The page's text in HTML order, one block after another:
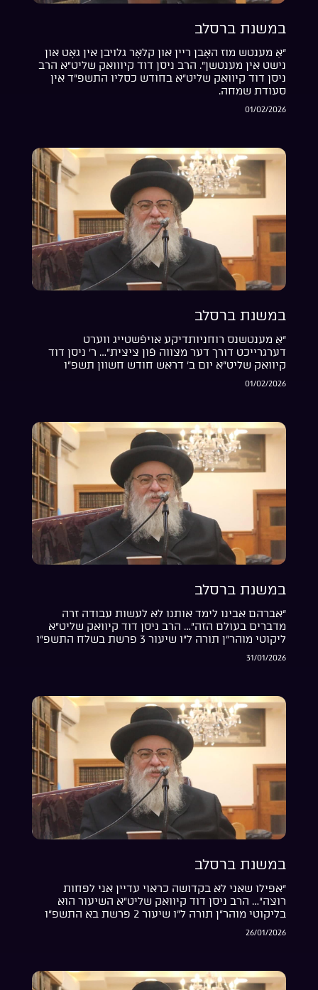
במשנת ברסלב
“אַ מענטש מוז האָבן ריין און קלאָר גלויבן אין גאָט און
נישט אין מענטשן”. הרב ניסן דוד קיווואק שליט”א הרב
ניסן דוד קיוואק שליט”א בחודש כסליו התשפ”ד אין
סעודת שמחה.
01/02/2026
במשנת ברסלב
“אַ מענטשנס רוחניותדיקע אויפֿשטייג ווערט
דערגרייכט דורך דער מצווה פֿון ציצית”… ר’ ניסן דוד
קיוואק שליט”א יום ב’ דראש חודש חשוון תשפ”ו
01/02/2026
במשנת ברסלב
“אברהם אבינו לימד אותנו לא לעשות עבודה זרה
מדברים בעולם הזה”… הרב ניסן דוד קיוואק שליט”א
ליקוטי מוהר”ן תורה ל”ו שיעור 3 פרשת בשלח התשפ”ו
31/01/2026
במשנת ברסלב
“אפילו שאני לא בקדושה כראוי עדיין אני לפחות
רוצה”… הרב ניסן דוד קיוואק שליט”א השיעור הוא
בליקוטי מוהר”ן תורה ל”ו שיעור 2 פרשת בא התשפ”ו
26/01/2026